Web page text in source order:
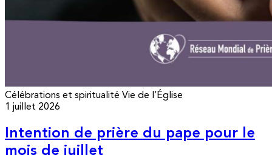
Célébrations et spiritualité Vie de l’Église
1 juillet 2026
Intention de prière du pape pour le
mois de juillet